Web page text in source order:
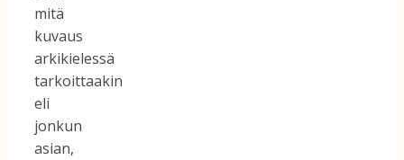
mitä
kuvaus
arkikielessä
tarkoittaakin
eli
jonkun
asian,